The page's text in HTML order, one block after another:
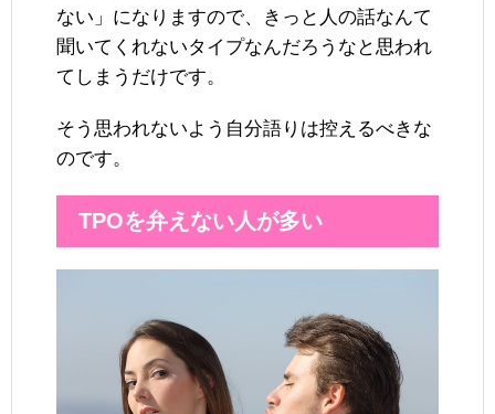
ない」になりますので、きっと人の話なんて
聞いてくれないタイプなんだろうなと思われ
てしまうだけです。
そう思われないよう自分語りは控えるべきな
のです。
TPOを弁えない人が多い